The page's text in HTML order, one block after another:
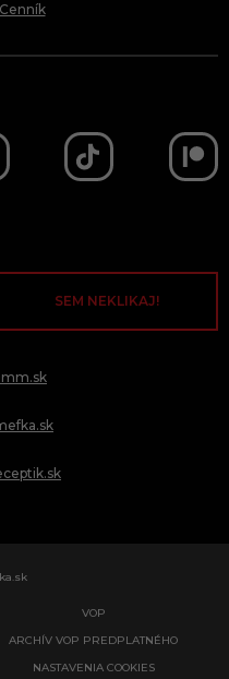
Cenník
SEM NEKLIKAJ!
VOP
ARCHÍV VOP PREDPLATNÉHO
NASTAVENIA COOKIES